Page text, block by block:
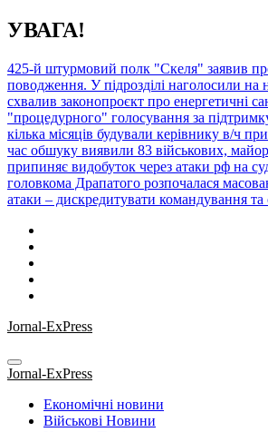
Перейти
до
УВАГА!
425-й штурмовий полк "Скеля" заявив
поводження. У підрозділі наголосили на
схвалив законопроєкт про енергетичні
"процедурного" голосування за
кілька місяців будували керівнику в/ч
час обшуку виявили 83 військових,
припиняє видобуток через атаки рф на
головкома Драпатого розпочалася
атаки – дискредитувати командування
Jornal-ExPress
Jornal-ExPress
Економічні новини
Військові Новини